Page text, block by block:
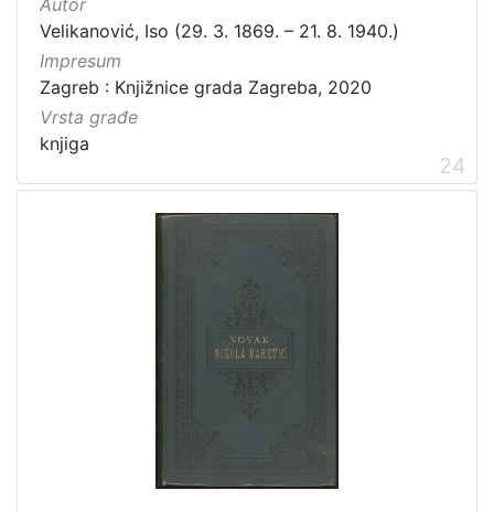
Autor
Velikanović, Iso (29. 3. 1869. – 21. 8. 1940.)
Impresum
Zagreb : Knjižnice grada Zagreba, 2020
Vrsta građe
knjiga
24